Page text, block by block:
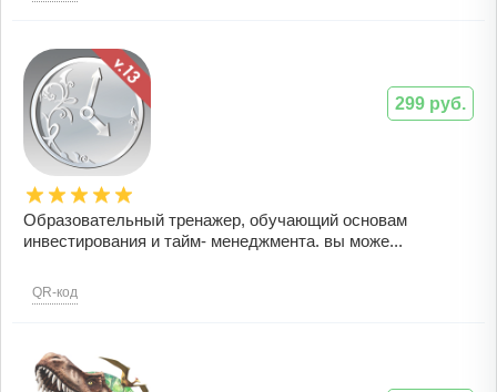
Образовательный тренажер, обучающий основам
инвестирования и тайм- менеджмента. вы може...
QR-код
299 руб.